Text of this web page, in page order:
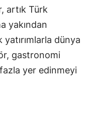
artık Türk
yakından
yatırımlarla dünya
gastronomi
yer edinmeyi